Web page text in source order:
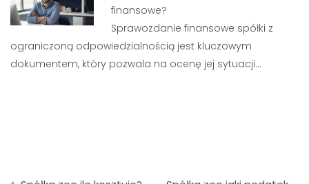
finansowe?
Sprawozdanie finansowe spółki z
ograniczoną odpowiedzialnością jest kluczowym
dokumentem, który pozwala na ocenę jej sytuacji…
Nawigacja